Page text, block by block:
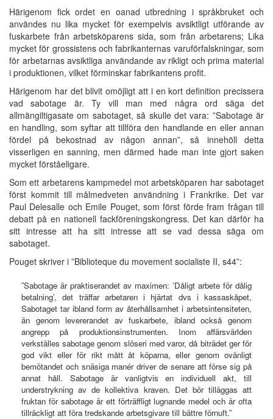
Härigenom fick ordet en oanad utbredning i språkbruket och
användes nu lika mycket för exempelvis avsiktligt utförande av
fuskarbete från arbetsköparens sida, som från arbetarens; Lika
mycket för grossistens och fabrikanternas varuförfalskningar, som
för arbetarnas avsiktliga användande av rikligt och prima material
i produktionen, vilket förminskar fabrikantens profit.
Härigenom har det blivit omöjligt att i en kort definition precissera
vad sabotage är. Ty vill man med några ord säga det
allmängiltigasate om sabotaget, så skulle det vara: ”Sabotage är
en handling, som syftar att tillföra den handlande en eller annan
fördel på bekostnad av någon annan”, så innehöll detta
visserligen en sanning, men därmed hade man inte gjort saken
mycket förståeligare.
Som ett arbetarens kampmedel mot arbetsköparen har sabotaget
först kommit till målmedveten användning i Frankrike. Det var
Paul Delesalle och Emile Pouget, som först förde fram frågan till
debatt på en nationell fackföreningskongress. Det kan därför ha
sitt intresse att ha sitt intresse att se vad dessa säga om
sabotaget.
Pouget skriver i ”Biblioteque du movement socialiste II, s44”:
”Sabotage är praktiserandet av maximen: ’Dåligt arbete för dålig
betalning’, det träffar arbetaren i hjärtat dvs i kassaskåpet,
Sabotaget tar ibland form av återhållsamhet i arbetsintensiteten,
än genom levererandet av fuskarbete, ibland också genom
angrepp på produktionsinstrumenten. Inom affärsvärlden
verkställes sabotage genom slöseri med varor, då biträdet ger för
god vikt eller för rikt mått åt köparna, eller genom ovänligt
bemötandet och snäsiga manér driver de senare att förse sig på
annat håll. Sabotage är vanligtvis en individuell akt, till
understrykning av de kollektiva kraven. Det bör tilläggas att
fruktan för sabotage är ett förträffligt lugnande medel och är ofta
tillräckligt att föra tredskande arbetsgivare till bättre förnuft.”